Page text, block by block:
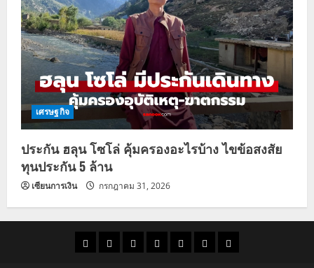
เศรษฐกิจ
ประกัน ฮลุน โซโล่ คุ้มครองอะไรบ้าง ไขข้อสงสัย
ทุนประกัน 5 ล้าน
เซียนการเงิน กรกฎาคม 31, 2026
ราคาแนว
ข่าว
ข่าว
ดูด
ที่
ผู้ชาย